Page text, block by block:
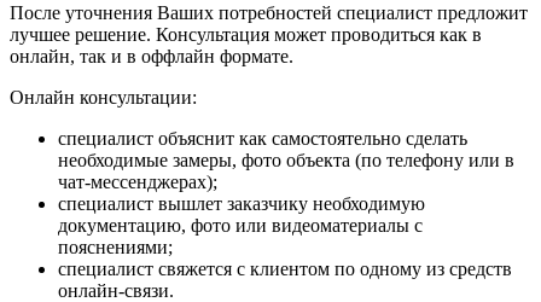
После уточнения Ваших потребностей специалист предложит
лучшее решение. Консультация может проводиться как в
онлайн, так и в оффлайн формате.
Онлайн консультации:
специалист объяснит как самостоятельно сделать
необходимые замеры, фото объекта (по телефону или в
чат-мессенджерах);
специалист вышлет заказчику необходимую
документацию, фото или видеоматериалы с
пояснениями;
специалист свяжется с клиентом по одному из средств
онлайн-связи.